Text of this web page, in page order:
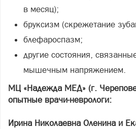
в месяц);
бруксизм (скрежетание
блефароспазм;
другие состояния,
мышечным напряжением.
МЦ «Надежда МЕД» (г.
опытные врачи-неврологи:
Ирина Николаевна Оленина и